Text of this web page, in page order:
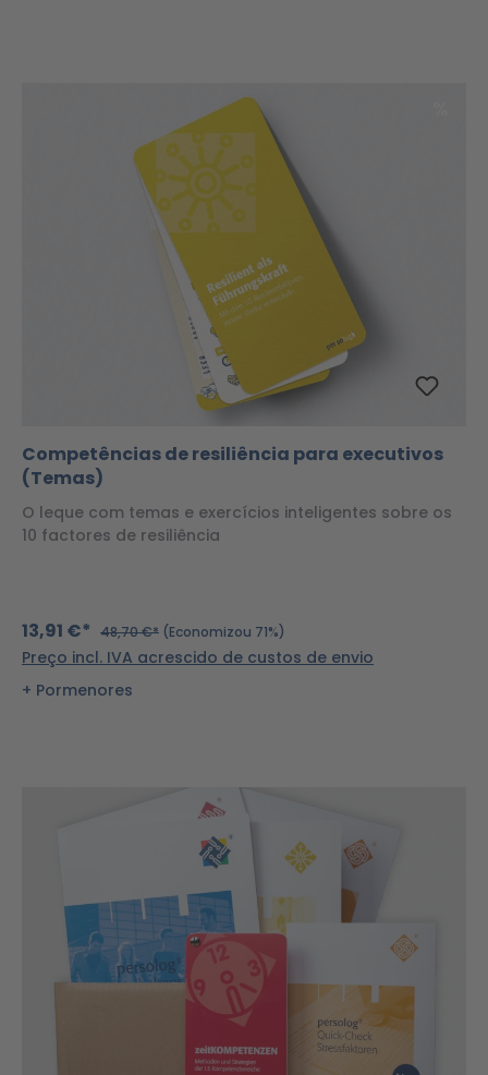
Competências de resiliência para executivos
(Temas)
O leque com temas e exercícios inteligentes sobre os
10 factores de resiliência
13,91 €* 48,70 €* (Economizou 71%)
Preço incl. IVA acrescido de custos de envio
Pormenores